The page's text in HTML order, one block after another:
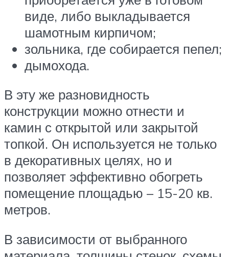
виде, либо выкладывается
шамотным кирпичом;
зольника, где собирается пепел;
дымохода.
В эту же разновидность
конструкции можно отнести и
камин с открытой или закрытой
топкой. Он используется не только
в декоративных целях, но и
позволяет эффективно обогреть
помещение площадью – 15-20 кв.
метров.
В зависимости от выбранного